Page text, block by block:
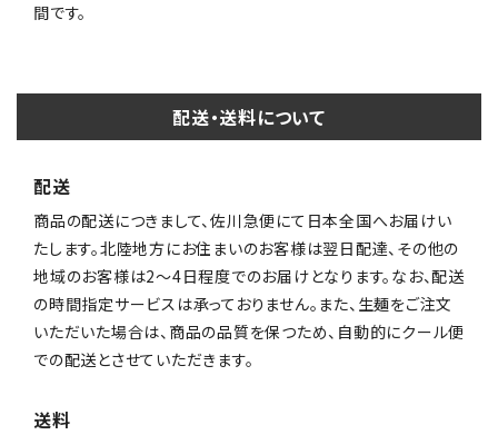
間です。
配送・送料について
配送
商品の配送につきまして、佐川急便にて日本全国へお届けい
たします。北陸地方にお住まいのお客様は翌日配達、その他の
地域のお客様は2〜4日程度でのお届けとなります。なお、配送
の時間指定サービスは承っておりません。また、生麺をご注文
いただいた場合は、商品の品質を保つため、自動的にクール便
での配送とさせていただきます。
送料